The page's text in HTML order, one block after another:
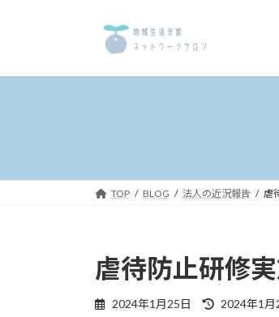
プ
動
TOP BLOG 法人の近況報告 虐
虐待防止研修
2024年1月25日
最
2024年1月